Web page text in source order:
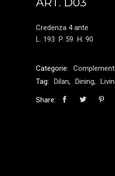
Credenza 4 ante
L. 193 P. 59 H. 90
Categorie: Complementi
Tag:
Dilan, Dining,
Share: